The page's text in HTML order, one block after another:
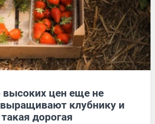
высоких цен еще не
клубнику и
дорогая